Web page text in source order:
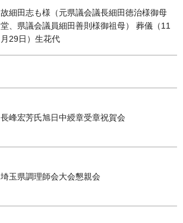
故細田志も様（元県議会議長細田徳治様御母
堂、県議会議員細田善則様御祖母） 葬儀（11
月29日）生花代
長峰宏芳氏旭日中綬章受章祝賀会
埼玉県調理師会大会懇親会